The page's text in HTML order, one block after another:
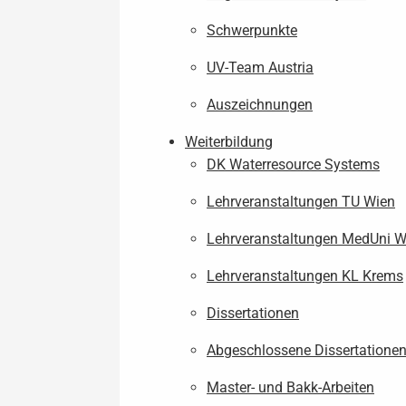
Schwerpunkte
UV-Team Austria
Auszeichnungen
Weiterbildung
DK Waterresource Systems
Lehrveranstaltungen TU Wien
Lehrveranstaltungen MedUni
Lehrveranstaltungen KL Krems
Dissertationen
Abgeschlossene Dissertationen
Master- und Bakk-Arbeiten